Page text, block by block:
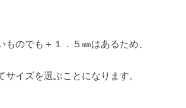
ものでも＋１．５㎜はあるため、
サイズを選ぶことになります。